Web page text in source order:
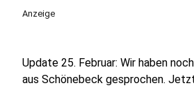
Anzeige
Update 25. Februar: Wir haben
aus Schönebeck gesprochen.